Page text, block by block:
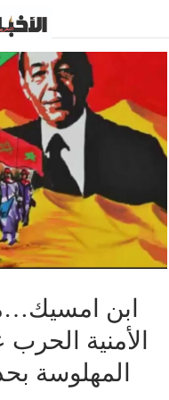
ابن
الأمنية
المهلوسة